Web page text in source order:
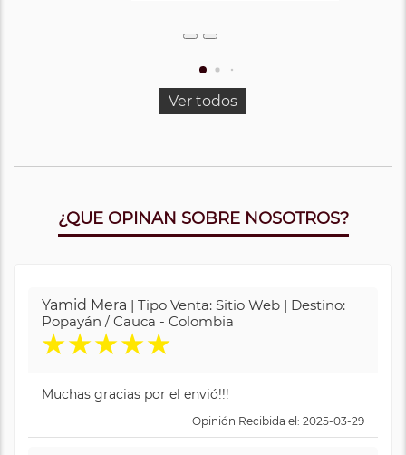
Ver todos
¿QUE OPINAN SOBRE NOSOTROS?
Yamid Mera | Tipo Venta: Sitio Web | Destino:
Popayán / Cauca - Colombia
★★★★★
Muchas gracias por el envió!!!
Opinión Recibida el: 2025-03-29